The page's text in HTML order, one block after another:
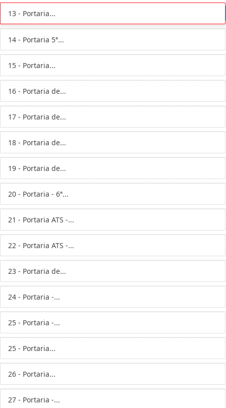
13 - Portaria...
14 - Portaria 5ª...
15 - Portaria...
16 - Portaria de...
17 - Portaria de...
18 - Portaria de...
19 - Portaria de...
20 - Portaria - 6ª...
21 - Portaria ATS -...
22 - Portaria ATS -...
23 - Portaria de...
24 - Portaria -...
25 - Portaria -...
25 - Portaria...
26 - Portaria...
27 - Portaria -...